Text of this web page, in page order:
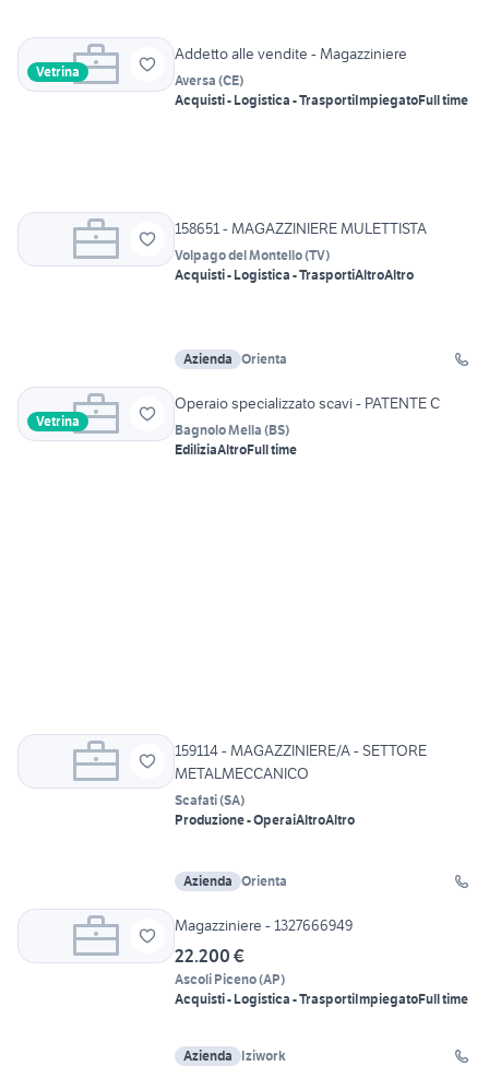
Vetrina
Addetto alle vendite - Magazziniere
Aversa (CE)
Acquisti - Logistica - TrasportiImpiegatoFull time
158651 - MAGAZZINIERE MULETTISTA
Volpago del Montello(TV)
Acquisti - Logistica - TrasportiAltroAltro
Azienda Orienta
Vetrina
Operaio specializzato scavi - PATENTE C
Bagnolo Mella (BS)
EdiliziaAltroFull time
159114 - MAGAZZINIERE/A - SETTORE
METALMECCANICO
Scafati(SA)
Produzione - OperaiAltroAltro
Azienda Orienta
Magazziniere - 1327666949
22.200 €
Ascoli Piceno(AP)
Acquisti - Logistica - TrasportiImpiegatoFull time
Azienda Iziwork